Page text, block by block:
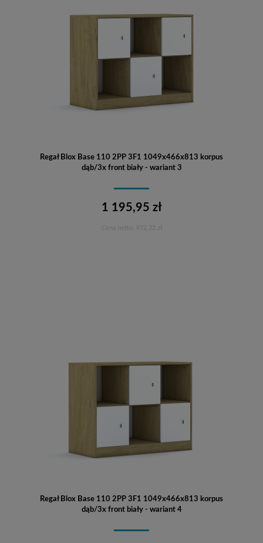
Regał Blox Base 110 2PP 3F1 1049x466x813 korpus
dąb/3x front biały - wariant 3
1 195,95 zł
972,32 zł
Regał Blox Base 110 2PP 3F1 1049x466x813 korpus
dąb/3x front biały - wariant 4